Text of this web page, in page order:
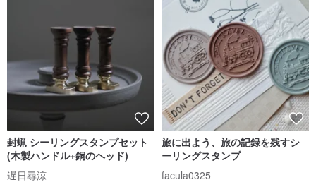
封蝋 シーリングスタンプセット
(木製ハンドル+銅のヘッド)
遅日尋涼
旅に出よう、旅の記録を残すシ
ーリングスタンプ
facula0325